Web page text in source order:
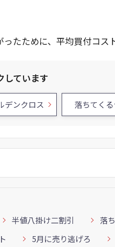
たために、平均買付コス
しています
デンクロス 落ちてく
半値八掛け二割引
落
5月に売り逃げろ